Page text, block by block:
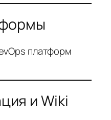
платформ
и Wiki